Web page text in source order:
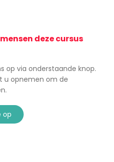
deze cursus
op via onderstaande knop.
u opnemen om de
op